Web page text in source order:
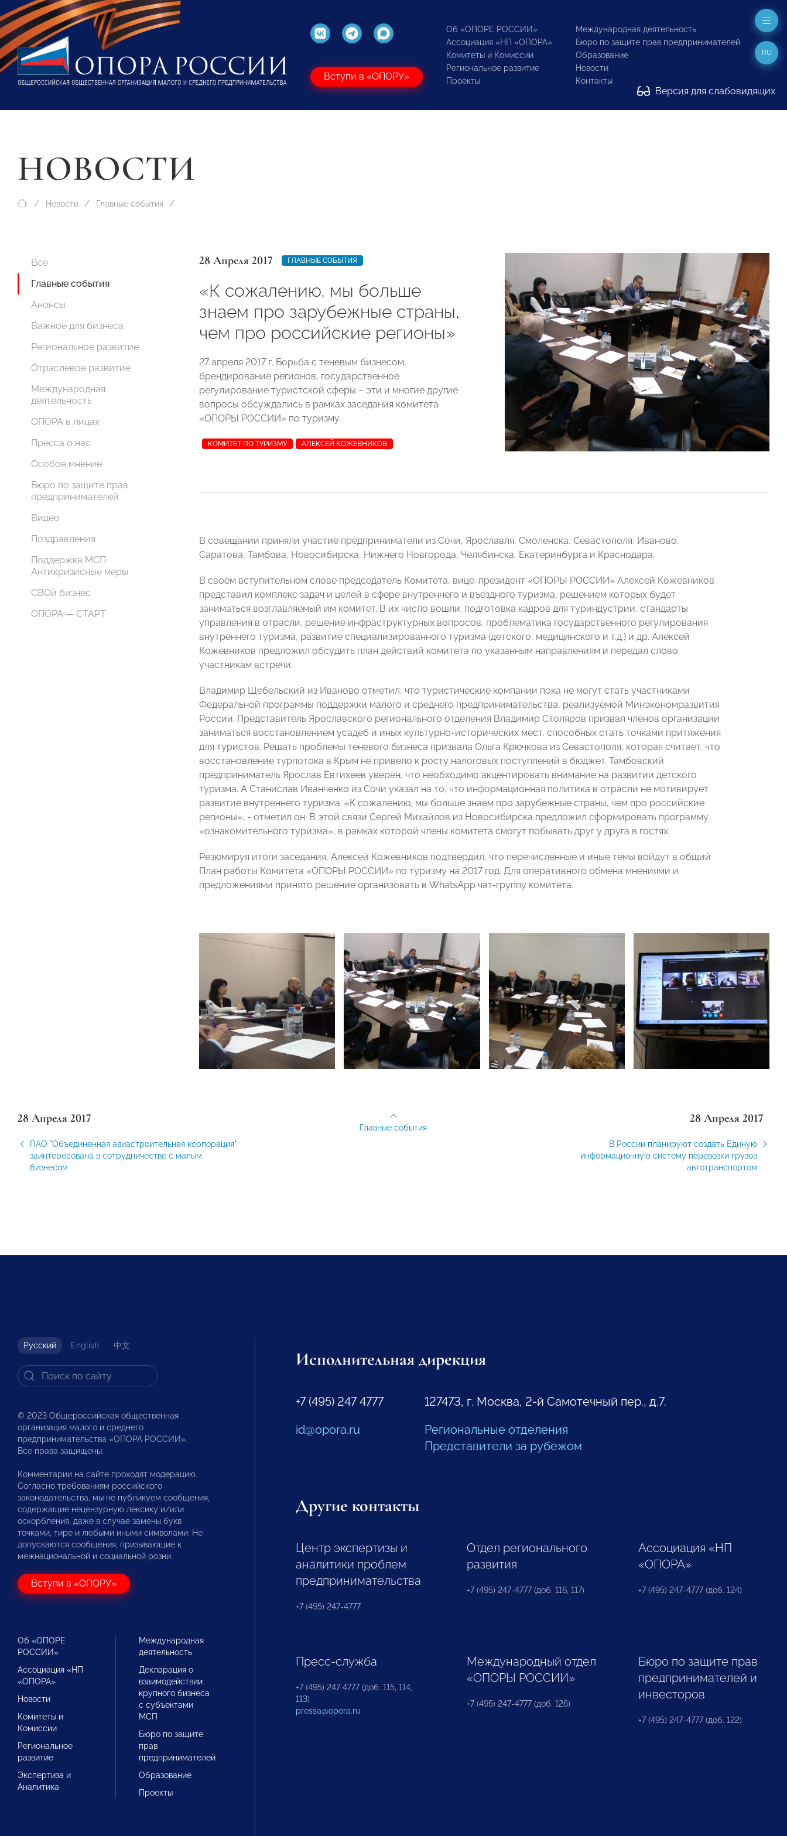
Вступи в «ОПОРУ»
Об «ОПОРЕ РОССИИ»
Ассоциация «НП «ОПОРА»
Комитеты и Комиссии
Региональное развитие
Проекты
Международная деятельность
Бюро по защите прав предпринимателей
Образование
Новости
Контакты
Версия для слабовидящих
RU
НОВОСТИ
Новости Главные события
Все
Главные события
Анонсы
Важное для бизнеса
Региональное развитие
Отраслевое развитие
Международная
деятельность
ОПОРА в лицах
Пресса о нас
Особое мнение
Бюро по защите прав
предпринимателей
Видео
Поздравления
Поддержка МСП.
Антикризисные меры
СВОй бизнес
ОПОРА — СТАРТ
28 Апреля 2017 ГЛАВНЫЕ СОБЫТИЯ
«К сожалению, мы больше
знаем про зарубежные страны,
чем про российские регионы»
27 апреля 2017 г. Борьба с теневым бизнесом,
брендирование регионов, государственное
регулирование туристской сферы – эти и многие другие
вопросы обсуждались в рамках заседания комитета
«ОПОРЫ РОССИИ» по туризму.
КОМИТЕТ ПО ТУРИЗМУ АЛЕКСЕЙ КОЖЕВНИКОВ
В совещании приняли участие предприниматели из Сочи, Ярославля, Смоленска, Севастополя, Иваново,
Саратова, Тамбова, Новосибирска, Нижнего Новгорода, Челябинска, Екатеринбурга и Краснодара.
В своем вступительном слове председатель Комитета, вице-президент «ОПОРЫ РОССИИ» Алексей Кожевников
представил комплекс задач и целей в сфере внутреннего и въездного туризма, решением которых будет
заниматься возглавляемый им комитет. В их число вошли: подготовка кадров для туриндустрии, стандарты
управления в отрасли, решение инфраструктурных вопросов, проблематика государственного регулирования
внутреннего туризма, развитие специализированного туризма (детского, медицинского и т.д.) и др. Алексей
Кожевников предложил обсудить план действий комитета по указанным направлениям и передал слово
участникам встречи.
Владимир Щебельский из Иваново отметил, что туристические компании пока не могут стать участниками
Федеральной программы поддержки малого и среднего предпринимательства, реализуемой Минэкономразвития
России. Представитель Ярославского регионального отделения Владимир Столяров призвал членов организации
заниматься восстановлением усадеб и иных культурно-исторических мест, способных стать точками притяжения
для туристов. Решать проблемы теневого бизнеса призвала Ольга Крючкова из Севастополя, которая считает, что
восстановление турпотока в Крым не привело к росту налоговых поступлений в бюджет. Тамбовский
предприниматель Ярослав Евтихеев уверен, что необходимо акцентировать внимание на развитии детского
туризма. А Станислав Иванченко из Сочи указал на то, что информационная политика в отрасли не мотивирует
развитие внутреннего туризма: «К сожалению, мы больше знаем про зарубежные страны, чем про российские
регионы», - отметил он. В этой связи Сергей Михайлов из Новосибирска предложил сформировать программу
«ознакомительного туризма», в рамках которой члены комитета смогут побывать друг у друга в гостях.
Резюмируя итоги заседания, Алексей Кожевников подтвердил, что перечисленные и иные темы войдут в общий
План работы Комитета «ОПОРЫ РОССИИ» по туризму на 2017 год. Для оперативного обмена мнениями и
предложениями принято решение организовать в WhatsApp чат-группу комитета.
28 Апреля 2017
ПАО "Объединенная авиастроительная корпорация"
заинтересована в сотрудничестве с малым
бизнесом
28 Апреля 2017
В России планируют создать Единую
информационную систему перевозки грузов
автотранспортом
Главные события
Русский English 中文
© 2023 Общероссийская общественная
организация малого и среднего
предпринимательства «ОПОРА РОССИИ».
Все права защищены.
Комментарии на сайте проходят модерацию.
Согласно требованиям российского
законодательства, мы не публикуем сообщения,
содержащие нецензурную лексику и/или
оскорбления, даже в случае замены букв
точками, тире и любыми иными символами. Не
допускаются сообщения, призывающие к
межнациональной и социальной розни.
Вступи в «ОПОРУ»
Об «ОПОРЕ
РОССИИ»
Ассоциация «НП
«ОПОРА»
Новости
Комитеты и
Комиссии
Региональное
развитие
Экспертиза и
Аналитика
Международная
деятельность
Декларация о
взаимодействии
крупного бизнеса
с субъектами
МСП
Бюро по защите
прав
предпринимателей
Образование
Проекты
Исполнительная дирекция
+7 (495) 247 4777
id@opora.ru
127473, г. Москва, 2-й Самотечный пер., д.7.
Региональные отделения
Представители за рубежом
Другие контакты
Центр экспертизы и
аналитики проблем
предпринимательства
+7 (495) 247-4777
Отдел регионального
развития
+7 (495) 247-4777 (доб. 116, 117)
Ассоциация «НП
«ОПОРА»
+7 (495) 247-4777 (доб. 124)
Пресс-служба
+7 (495) 247 4777 (доб. 115, 114,
113)
pressa@opora.ru
Международный отдел
«ОПОРЫ РОССИИ»
+7 (495) 247-4777 (доб. 126)
Бюро по защите прав
предпринимателей и
инвесторов
+7 (495) 247-4777 (доб. 122)